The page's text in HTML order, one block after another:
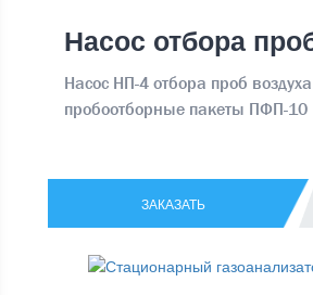
Насос отбора
Насос НП-4 отбора проб
пробоотборные пакеты ПФП-10
ЗАКАЗАТЬ